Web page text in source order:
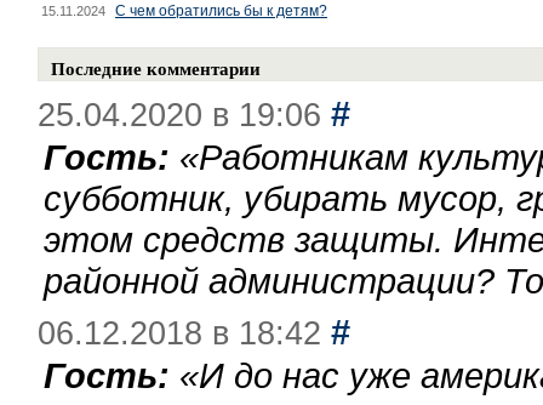
15.11.2024 С чем обратились бы к детям?
Последние комментарии
25.04.2020 в 19:06 #
Гость: «Работникам
субботник, убирать мусор,
этом средств защиты.
районной администрации?
06.12.2018 в 18:42 #
Гость: «И до нас уже